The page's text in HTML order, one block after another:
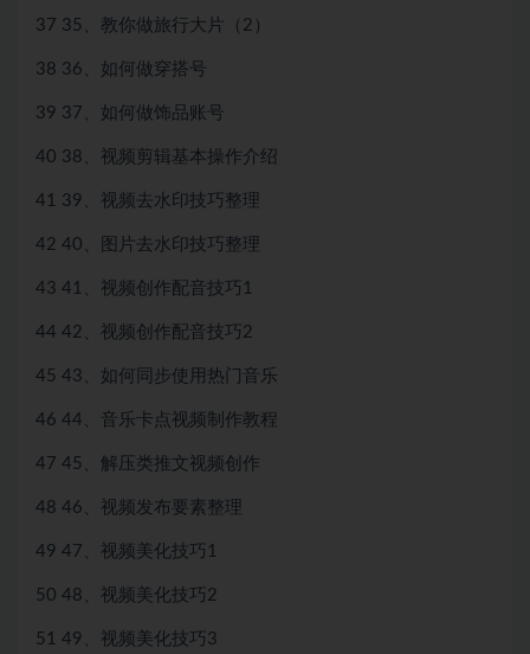
37 35、教你做旅行大片（2）
38 36、如何做穿搭号
39 37、如何做饰品账号
40 38、视频剪辑基本操作介绍
41 39、视频去水印技巧整理
42 40、图片去水印技巧整理
43 41、视频创作配音技巧1
44 42、视频创作配音技巧2
45 43、如何同步使用热门音乐
46 44、音乐卡点视频制作教程
47 45、解压类推文视频创作
48 46、视频发布要素整理
49 47、视频美化技巧1
50 48、视频美化技巧2
51 49、视频美化技巧3